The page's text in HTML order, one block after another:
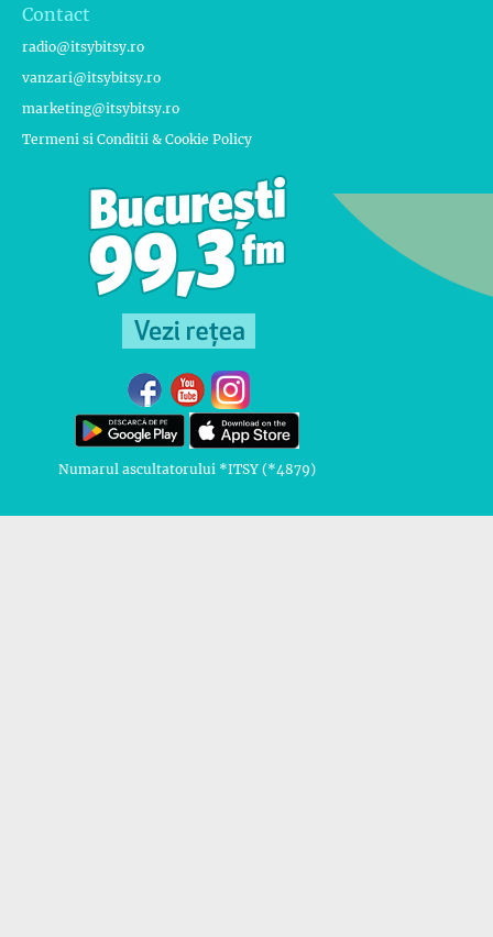
Contact
radio@itsybitsy.ro
vanzari@itsybitsy.ro
marketing@itsybitsy.ro
Termeni si Conditii & Cookie Policy
Numarul ascultatorului *ITSY (*4879)